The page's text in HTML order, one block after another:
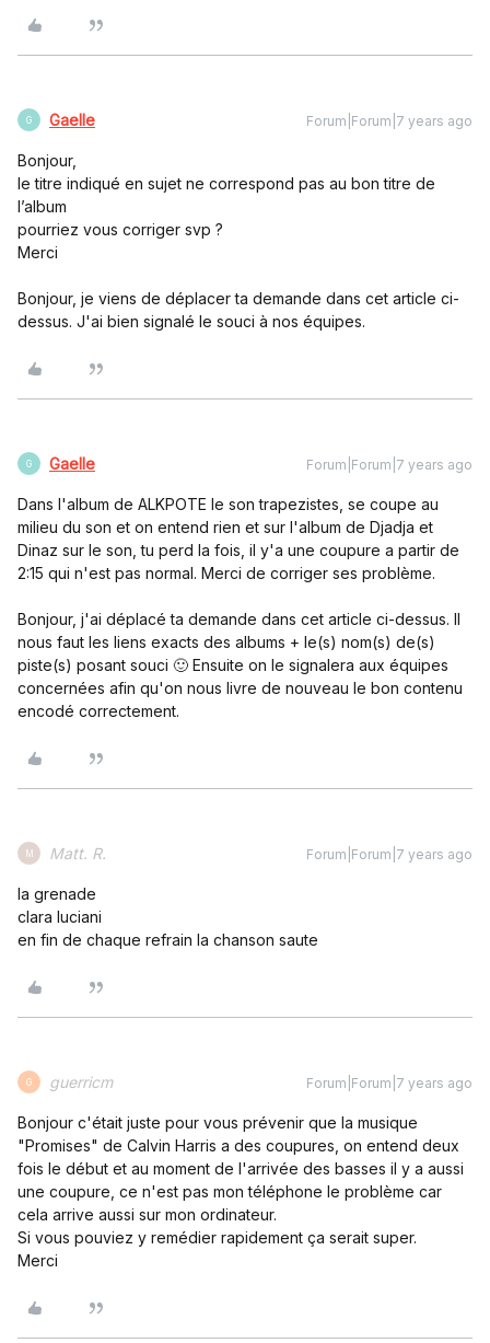
G Gaelle Forum|Forum|7 years ago
Bonjour,
le titre indiqué en sujet ne correspond pas au bon titre de
l’album
pourriez vous corriger svp ?
Merci
Bonjour, je viens de déplacer ta demande dans cet article ci-
dessus. J'ai bien signalé le souci à nos équipes.
G Gaelle Forum|Forum|7 years ago
Dans l'album de ALKPOTE le son trapezistes, se coupe au
milieu du son et on entend rien et sur l'album de Djadja et
Dinaz sur le son, tu perd la fois, il y'a une coupure a partir de
2:15 qui n'est pas normal. Merci de corriger ses problème.
Bonjour, j'ai déplacé ta demande dans cet article ci-dessus. Il
nous faut les liens exacts des albums + le(s) nom(s) de(s)
piste(s) posant souci 🙂 Ensuite on le signalera aux équipes
concernées afin qu'on nous livre de nouveau le bon contenu
encodé correctement.
M Matt. R. Forum|Forum|7 years ago
la grenade
clara luciani
en fin de chaque refrain la chanson saute
G guerricm Forum|Forum|7 years ago
Bonjour c'était juste pour vous prévenir que la musique
"Promises" de Calvin Harris a des coupures, on entend deux
fois le début et au moment de l'arrivée des basses il y a aussi
une coupure, ce n'est pas mon téléphone le problème car
cela arrive aussi sur mon ordinateur.
Si vous pouviez y remédier rapidement ça serait super.
Merci